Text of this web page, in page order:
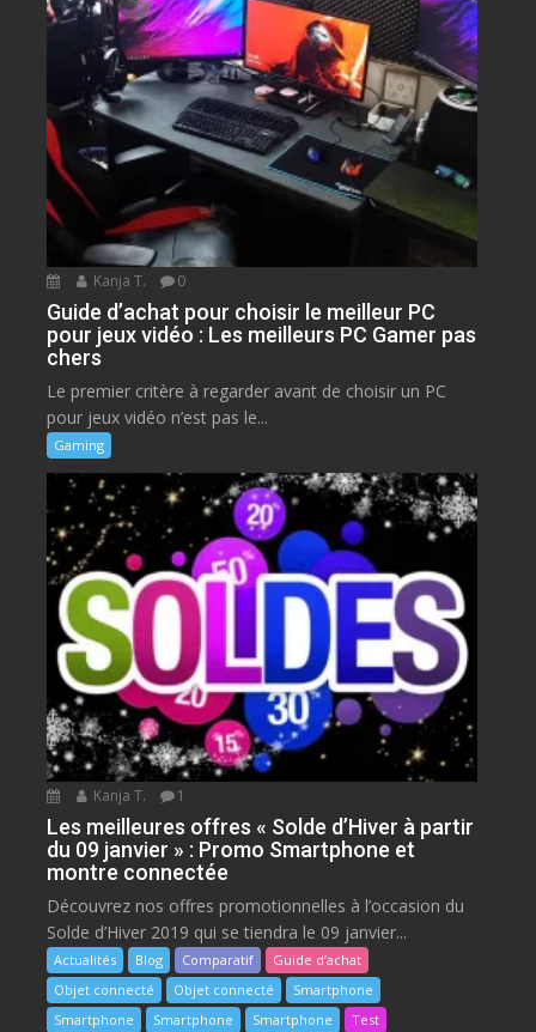
Kanja T. 0
Guide d’achat pour choisir le meilleur PC
pour jeux vidéo : Les meilleurs PC Gamer pas
chers
Le premier critère à regarder avant de choisir un PC
pour jeux vidéo n’est pas le...
Gaming
Kanja T. 1
Les meilleures offres « Solde d’Hiver à partir
du 09 janvier » : Promo Smartphone et
montre connectée
Découvrez nos offres promotionnelles à l’occasion du
Solde d’Hiver 2019 qui se tiendra le 09 janvier...
Actualités Blog Comparatif
Guide d’achat
Objet connecté
Objet connecté
Smartphone
Smartphone
Smartphone Smartphone Test